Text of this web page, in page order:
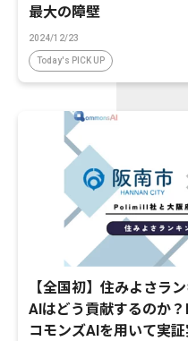
最大の障壁
2024/12/23
Today's PICK UP
【全国初】住みよさラ
AIはどう貢献するのか
コモンズAIを用いて実